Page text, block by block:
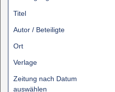
Titel
Autor / Beteiligte
Ort
Verlage
Zeitung nach Datum
auswählen